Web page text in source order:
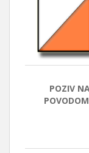
POZIV